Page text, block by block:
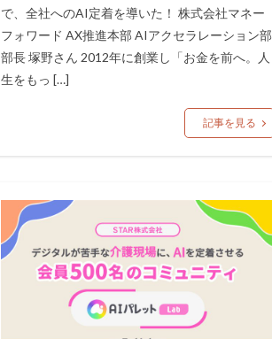
で、全社へのAI定着を導いた！ 株式会社マネー
フォワード AX推進本部 AIアクセラレーション部
部長 塚野さん 2012年に創業し「お金を前へ。人
生をもっ […]
記事を見る